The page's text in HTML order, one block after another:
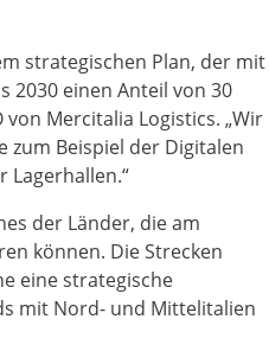
strategischen Plan, der mit
2030 einen Anteil von 30
Mercitalia Logistics. „Wir
Beispiel der Digitalen
der Länder, die am
können. Die Strecken
eine strategische
mit Nord- und Mittelitalien